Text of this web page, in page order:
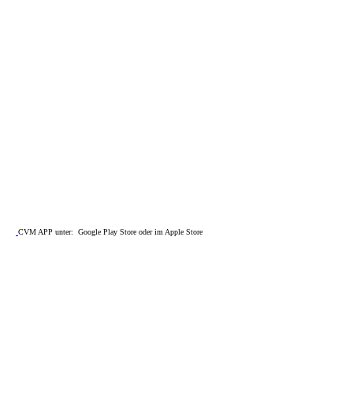
CVM APP unter: Google Play Store oder im Apple Store